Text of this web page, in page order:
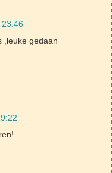
23:46
,leuke gedaan